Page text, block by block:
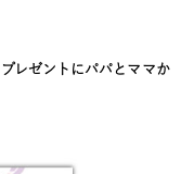
レゼントにパパとママか